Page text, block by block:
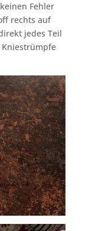
Fehler
rechts auf
jedes Teil
Kniestrümpfe